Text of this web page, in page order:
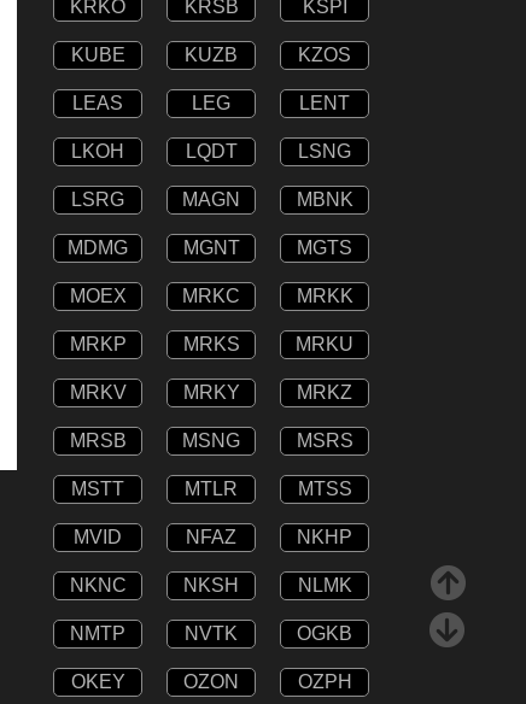
KRKO KRSB KSPI
KUBE KUZB KZOS
LEAS LEG LENT
LKOH LQDT LSNG
LSRG MAGN MBNK
MDMG MGNT MGTS
MOEX MRKC MRKK
MRKP MRKS MRKU
MRKV MRKY MRKZ
MRSB MSNG MSRS
MSTT MTLR MTSS
MVID NFAZ NKHP
NKNC NKSH NLMK
NMTP NVTK OGKB
OKEY OZON OZPH